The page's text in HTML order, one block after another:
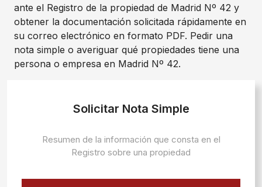
ante el Registro de la propiedad de Madrid Nº 42 y
obtener la documentación solicitada rápidamente en
su correo electrónico en formato PDF. Pedir una
nota simple o averiguar qué propiedades tiene una
persona o empresa en Madrid Nº 42.
Solicitar Nota Simple
Resumen de la información que consta en el
Registro sobre una propiedad